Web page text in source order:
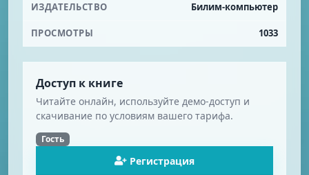
ИЗДАТЕЛЬСТВО Билим-компьютер
ПРОСМОТРЫ 1033
Доступ к книге
Читайте онлайн, используйте демо-доступ и
скачивание по условиям вашего тарифа.
Гость
Регистрация